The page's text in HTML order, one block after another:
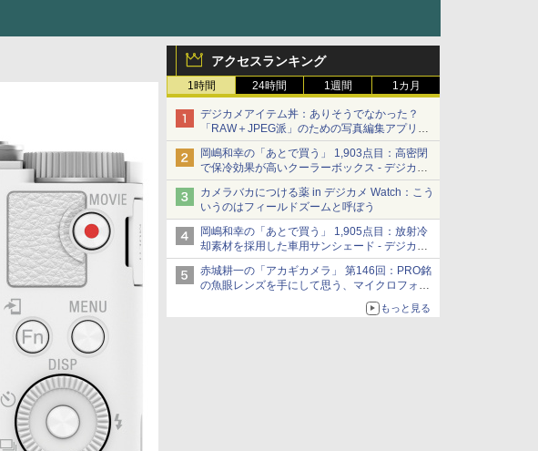
アクセスランキング
1時間 24時間 1週間 1カ月
デジカメアイテム丼：ありそうでなかった？
「RAW＋JPEG派」のための写真編集アプリ
カメラデフォルトのJPEGを大切にする
「Filmator」
岡嶋和幸の「あとで買う」 1,903点目：高密閉
で保冷効果が高いクーラーボックス - デジカメ
Watch
カメラバカにつける薬 in デジカメ Watch：こう
いうのはフィールドズームと呼ぼう
岡嶋和幸の「あとで買う」 1,905点目：放射冷
却素材を採用した車用サンシェード - デジカメ
Watch
赤城耕一の「アカギカメラ」 第146回：PRO銘
の魚眼レンズを手にして思う、マイクロフォー
もっと見る